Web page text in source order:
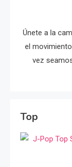
Únete a la
el
vez
Top